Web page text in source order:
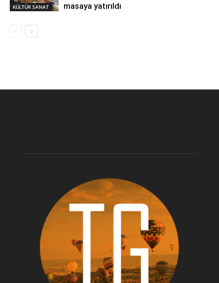
KÜLTÜR SANAT
masaya yatırıldı